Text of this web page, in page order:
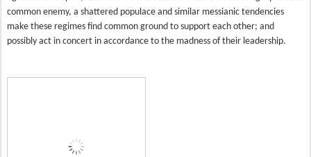
common enemy, a shattered populace and similar messianic tendencies
make these regimes find common ground to support each other; and
possibly act in concert in accordance to the madness of their leadership.